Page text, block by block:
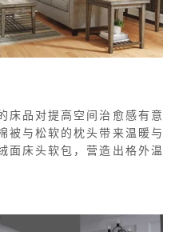
床品对提高空间治愈感有意
被与松软的枕头带来温暖与
面床头软包，营造出格外温